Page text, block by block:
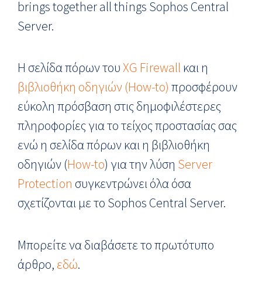
brings together all things Sophos Central
Server.
Η σελίδα πόρων τουXG Firewall και η
βιβλιοθήκη οδηγιών (How-to) προσφέρουν
εύκολη πρόσβαση στις δημοφιλέστερες
πληροφορίες για το τείχος προστασίας σας
ενώ η σελίδα πόρων και η βιβλιοθήκη
οδηγιών (How-to) για την λύση Server
Protection συγκεντρώνει όλα όσα
σχετίζονται με το Sophos Central Server.
Μπορείτε να διαβάσετε το πρωτότυπο
άρθρο, εδώ.